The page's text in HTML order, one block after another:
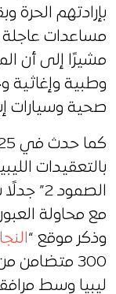
بإرادتهم الحرة
مساعدات عاجلة
مشيرًا إلى أن
وطبية وإغاثية
صحية وسيارات
بالتعقيدات
الصمود
مع محاولة
وذكر موقع “
ليبيا وسط